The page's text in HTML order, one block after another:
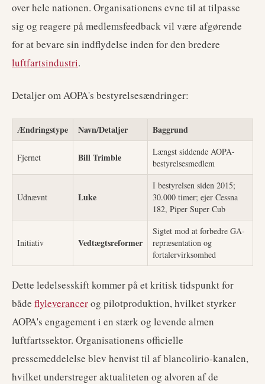
over hele nationen. Organisationens evne til at tilpasse
sig og reagere på medlemsfeedback vil være afgørende
for at bevare sin indflydelse inden for den bredere
luftfartsindustri.
Detaljer om AOPA's bestyrelsesændringer:
Ændringstype Navn/Detaljer Baggrund
Fjernet Bill Trimble
Længst siddende AOPA-
bestyrelsesmedlem
Udnævnt Luke
I bestyrelsen siden 2015;
30.000 timer; ejer Cessna
182, Piper Super Cub
Initiativ Vedtægtsreformer
Sigtet mod at forbedre GA-
repræsentation og
fortalervirksomhed
Dette ledelsesskift kommer på et kritisk tidspunkt for
både flyleverancerog pilotproduktion, hvilket styrker
AOPA's engagement i en stærk og levende almen
luftfartssektor. Organisationens officielle
pressemeddelelse blev henvist til af blancolirio-kanalen,
hvilket understreger aktualiteten og alvoren af de